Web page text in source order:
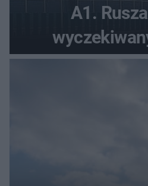
A1.